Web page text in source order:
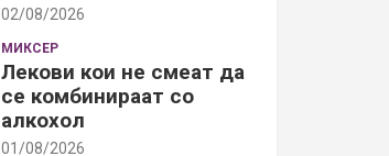
02/08/2026
МИКСЕР
Лекови кои не смеат да
се комбинираат со
алкохол
01/08/2026